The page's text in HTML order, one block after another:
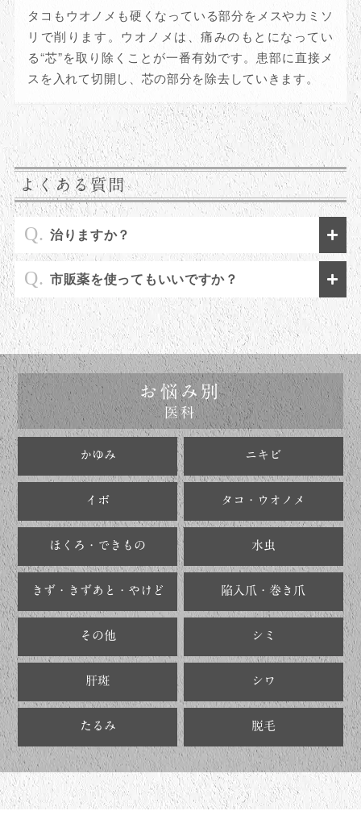
タコもウオノメも硬くなっている部分をメスやカミソ
リで削ります。ウオノメは、痛みのもとになってい
る“芯”を取り除くことが一番有効です。患部に直接メ
スを入れて切開し、芯の部分を除去していきます。
よくある質問
治りますか？
市販薬を使ってもいいですか？
お悩み別
医科
かゆみ ニキビ
イボ タコ・ウオノメ
ほくろ・できもの 水虫
きず・きずあと・やけど 陥入爪・巻き爪
その他 シミ
肝斑 シワ
たるみ 脱毛